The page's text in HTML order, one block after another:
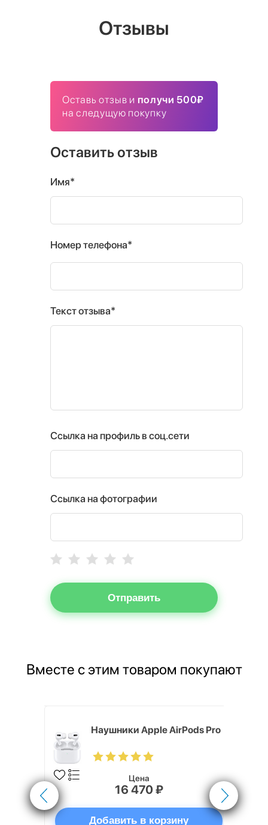
Отзывы
Оставь отзыв и получи 500₽
на следущую покупку
Оставить отзыв
Имя*
Номер телефона*
Текст отзыва*
Ссылка на профиль в соц.сети
Ссылка на фотографии
Отправить
Вместе с этим товаром покупают
Наушники Apple AirPods Pro
Цена
16 470 ₽
Добавить в корзину